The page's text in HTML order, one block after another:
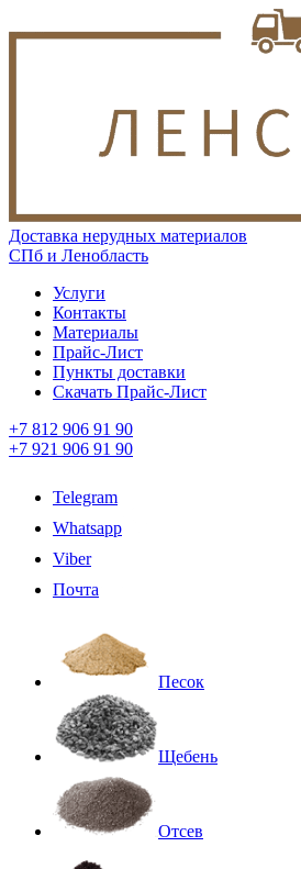
Доставка нерудных материалов
СПб и Ленобласть
Услуги
Контакты
Материалы
Прайс-Лист
Пункты доставки
Скачать Прайс-Лист
+7 812 906 91 90
+7 921 906 91 90
Telegram
Whatsapp
Viber
Почта
Песок
Щебень
Отсев